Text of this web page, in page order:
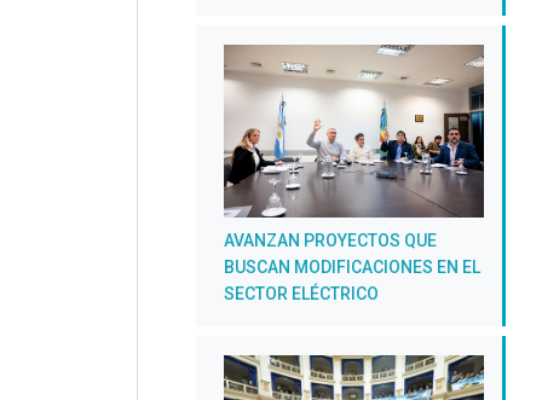
AVANZAN PROYECTOS QUE
BUSCAN MODIFICACIONES EN EL
SECTOR ELÉCTRICO